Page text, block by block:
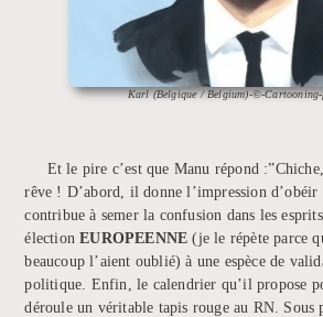
Karl (Belgique / Belgium)-©-Cartooning-
Et le pire c’est que Manu répond
rêve ! D’abord, il donne l’impression
contribue à semer la confusion dans les
électionEUROPEENNE (je le répète parce
beaucoup l’aient oublié) à une espèce de
politique. Enfin, le calendrier qu’il propose
déroule un véritable tapis rouge au RN. Sous